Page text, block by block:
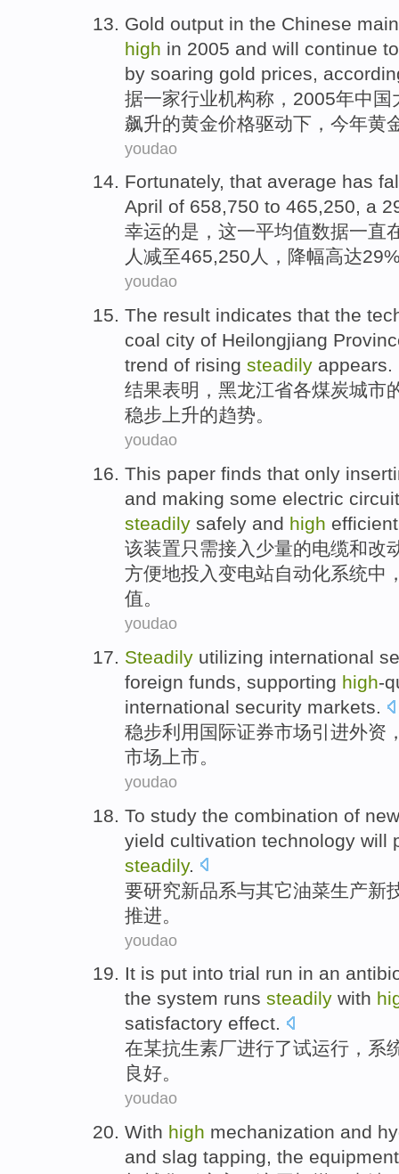
Gold output in the Chinese
high in 2005 and will continue
by soaring gold prices
据一家行业机构称 ，2005年中国
飙升的黄金价格驱动下 ， 今年黄
youdao
Fortunately, that average has
April of 658,750 to 465,250, a
幸运的是， 这一平均值数据一直
人减至465,250人，降幅高达
youdao
The result indicates that the
coal city of Heilongjiang
trend of rising steadily appears.
结果表明 ， 黑龙江省各煤炭城市
稳步 上升的趋势。
youdao
This paper finds that only
and making some electric circuit
steadily safely and high
该装置只需接入 少量的电缆和改
方便地投入变电站自动化系统中
值。
youdao
Steadily utilizing international
foreign funds, supporting high-
international security markets.
稳步利用 国际证券市场引进外资
市场上市。
youdao
To study the combination of new
yield cultivation technology will
steadily.
要研究新品系与其它油菜生产新
推进 。
youdao
It is put into trial run in an
the system runs steadily with
satisfactory effect.
在某抗生素厂进行了试运行 ， 系
良好。
youdao
With high mechanization and
and slag tapping, the equipment